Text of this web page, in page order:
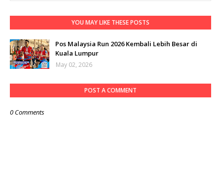
YOU MAY LIKE THESE POSTS
Pos Malaysia Run 2026 Kembali Lebih Besar di
Kuala Lumpur
May 02, 2026
POST A COMMENT
0 Comments